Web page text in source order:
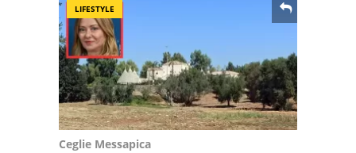
LIFESTYLE
Ceglie Messapica